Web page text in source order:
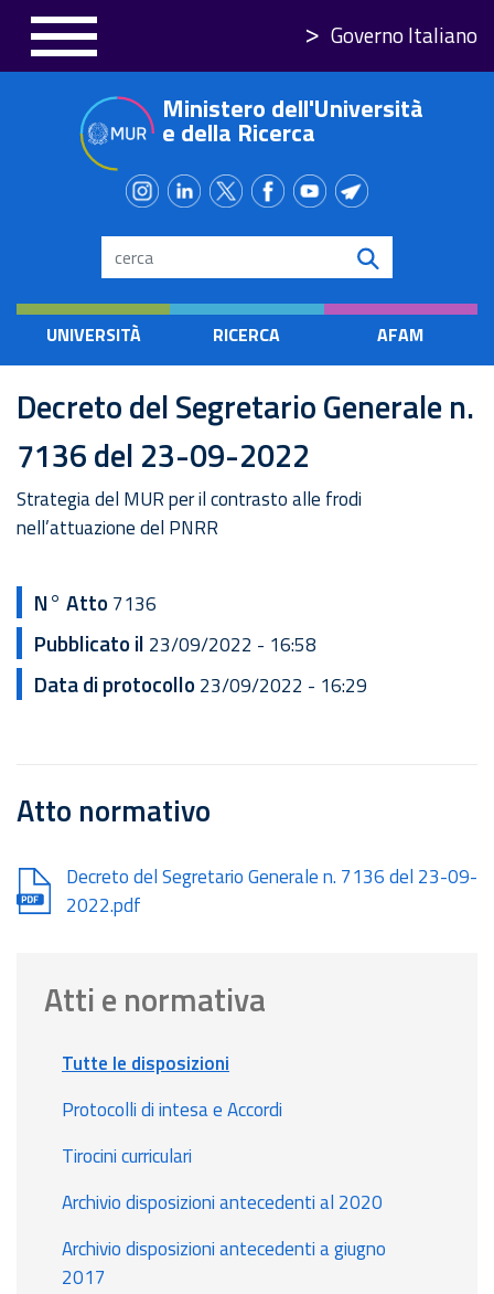
principale
Governo Italiano
Ministero dell'Università
e della Ricerca
Search
UNIVERSITÀ RICERCA AFAM
Decreto del Segretario Generale n.
7136 del 23-09-2022
Strategia del MUR per il contrasto alle frodi
nell’attuazione del PNRR
N° Atto 7136
Pubblicato il 23/09/2022 - 16:58
Data di protocollo 23/09/2022 - 16:29
Atto normativo
Document
Decreto del Segretario Generale n. 7136 del 23-09-
2022.pdf
Atti e normativa
Tutte le disposizioni
Protocolli di intesa e Accordi
Tirocini curriculari
Archivio disposizioni antecedenti al 2020
Archivio disposizioni antecedenti a giugno
2017